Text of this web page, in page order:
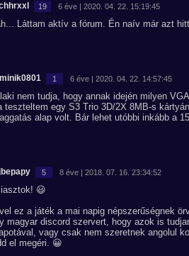
19 6 éve | 2020. 04. 22. 15:19:45
Láttam aktív a fórum. Én naív már azt
1 6 éve | 2020. 04. 22. 14:57:45
nem tudja, hogy annak idején milyen
teszteltem egy S3 Trio 3D/2X 8MB-s
alap volt. Bár lehet utóbbi inkább a
5 8 éve | 2018. 07. 16. 23:34:52
😃
ez a játék a mai napig népszerűségnek
magyar discord szervert, hogy azok is
vagy csak nem szeretnek angolul
el megéri. 😀